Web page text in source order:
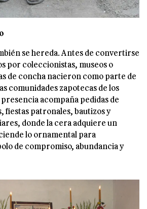
se hereda. Antes de convertirse
por coleccionistas, museos o
de concha nacieron como parte de
comunidades zapotecas de los
acompaña pedidas de
fiestas patronales, bautizos y
donde la cera adquiere un
lo ornamental para
de compromiso, abundancia y